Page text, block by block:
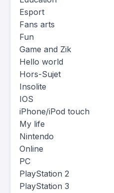
Esport
Fans arts
Fun
Game and Zik
Hello world
Hors-Sujet
Insolite
IOS
iPhone/iPod touch
My life
Nintendo
Online
PC
PlayStation 2
PlayStation 3